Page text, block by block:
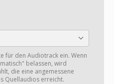
für den Audiotrack ein. Wenn
belassen, wird
die eine angemessene
Quellaudios erreicht.